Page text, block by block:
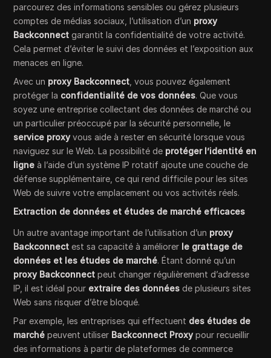
parcourez des informations sensibles ou gérez plusieurs
comptes de médias sociaux, l’utilisation d’un proxy
Backconnect garantit la confidentialité de votre activité.
Cela permet d’éviter le suivi des données et l’exposition aux
menaces en ligne.
Avec un proxy Backconnect , vous pouvez également
protéger la confidentialité de vos données. Que vous
soyez une entreprise collectant des données de marché ou
un particulier préoccupé par la sécurité personnelle, le
service proxyvous aide à rester en sécurité lorsque vous
naviguez sur le Web. La possibilité de protéger l’identité en
ligne à l’aide d’un système IP rotatif ajoute une couche de
défense supplémentaire, ce qui rend difficile pour les sites
Web de suivre votre emplacement ou vos activités réels.
Extraction de données et études de marché efficaces
Un autre avantage important de l’utilisation d’un proxy
Backconnect est sa capacité à améliorer le grattage de
données et les études de marché. Étant donné qu’un
proxy Backconnect peut changer régulièrement d’adresse
IP, il est idéal pour extraire des données de plusieurs sites
Web sans risquer d’être bloqué.
Par exemple, les entreprises qui effectuent des études de
marché peuvent utiliser Backconnect Proxypour recueillir
des informations à partir de plateformes de commerce